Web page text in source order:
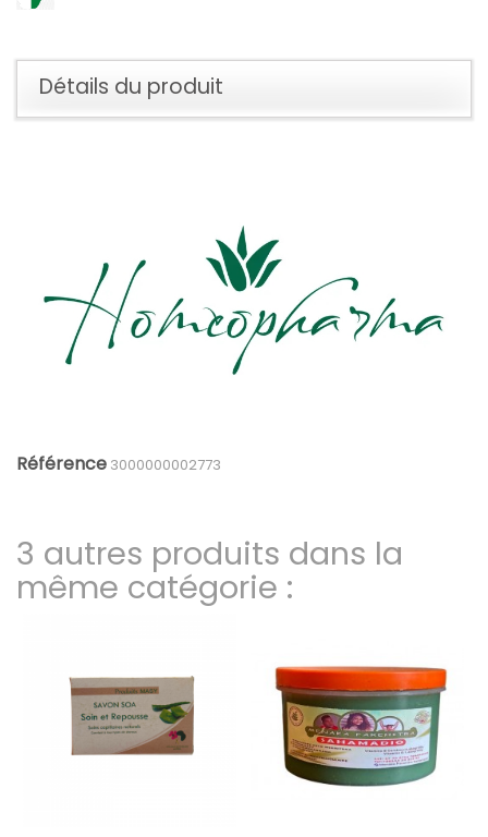
Détails du produit
Référence 3000000002773
3 autres produits dans la
même catégorie :